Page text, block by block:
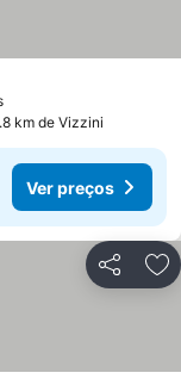
km de Vizzini
Ver preços
Partilhar